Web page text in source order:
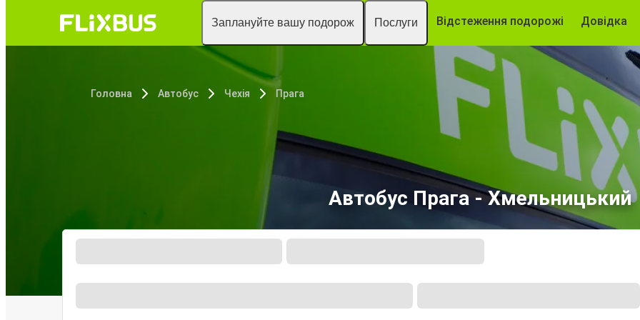
Заплануйте вашу подорож Послуги Відстеження подорожі Довідка
Головна Автобус Чехія Прага
Автобус Прага - Хмельницький